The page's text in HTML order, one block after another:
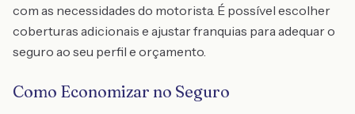
com as necessidades do motorista. É possível escolher
coberturas adicionais e ajustar franquias para adequar o
seguro ao seu perfil e orçamento.
Como Economizar no Seguro